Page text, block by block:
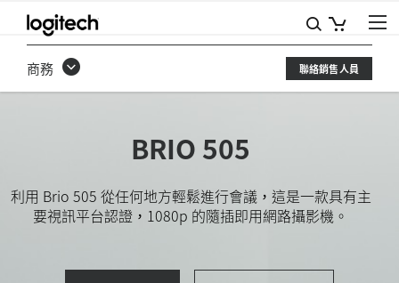
BRIO
505
商
路
商務 聯絡銷售人員
BRIO 505
利用 Brio 505 從任何地方輕鬆進行會議，這是一款具有主
要視訊平台認證，1080p 的隨插即用網路攝影機。